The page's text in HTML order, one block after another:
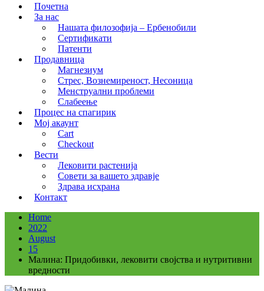
Почетна
За нас
Нашата филозофија – Ербенобили
Сертификати
Патенти
Продавница
Магнезиум
Стрес, Вознемиреност, Несоница
Менструални проблеми
Слабеење
Процес на спагирик
Мој акаунт
Cart
Checkout
Вести
Лековити растенија
Совети за вашето здравје
Здрава исхрана
Контакт
Home
2022
August
15
Малина: Придобивки, лековити својства и нутритивни
вредности